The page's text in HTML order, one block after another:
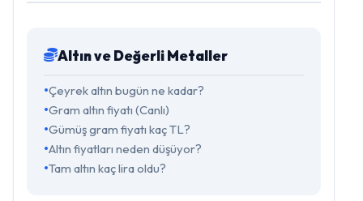
Altın ve Değerli Metaller
Çeyrek altın bugün ne kadar?
Gram altın fiyatı (Canlı)
Gümüş gram fiyatı kaç TL?
Altın fiyatları neden düşüyor?
Tam altın kaç lira oldu?